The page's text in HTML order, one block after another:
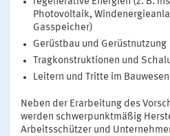
Photovoltaik,
Gasspeicher)
Gerüstbau und Gerüstnutzung
Tragkonstruktionen und
Leitern und Tritte im
Neben der Erarbeitung des
werden schwerpunktmäßig
Arbeitsschützer und